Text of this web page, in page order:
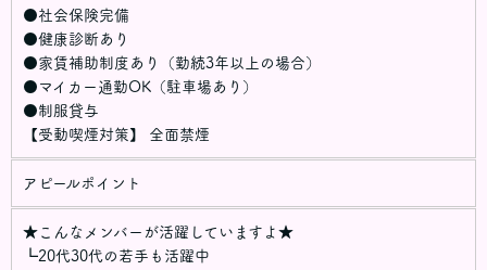
●社会保険完備
●健康診断あり
●家賃補助制度あり（勤続3年以上の場合）
●マイカー通勤OK（駐車場あり）
●制服貸与
【受動喫煙対策】 全面禁煙
アピールポイント
★こんなメンバーが活躍していますよ★
┗20代30代の若手も活躍中